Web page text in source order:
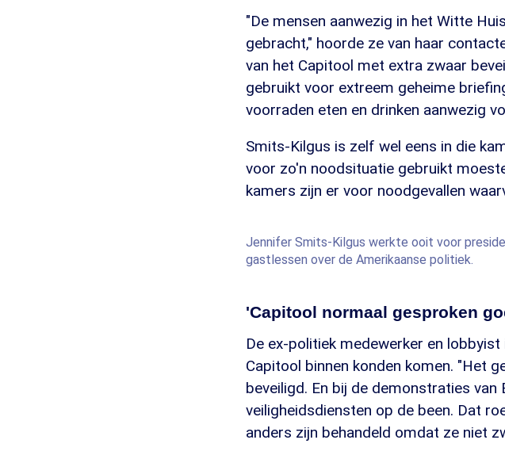
"De mensen aanwezig in het Witte
gebracht," hoorde ze van haar
van het Capitool met extra zwaar
gebruikt voor extreem geheime
voorraden eten en drinken aanwezig
Smits-Kilgus is zelf wel eens in die
voor zo'n noodsituatie gebruikt
kamers zijn er voor noodgevallen
Jennifer Smits-Kilgus werkte ooit voor
gastlessen over de Amerikaanse politiek.
'Capitool normaal gesproken
De ex-politiek medewerker en
Capitool binnen konden komen. "Het
beveiligd. En bij de demonstraties
veiligheidsdiensten op de been. Dat
anders zijn behandeld omdat ze niet